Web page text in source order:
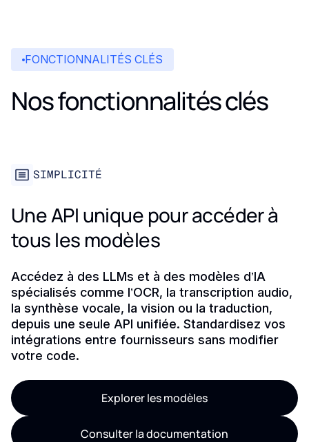
FONCTIONNALITÉS CLÉS
Nos fonctionnalités clés
SIMPLICITÉ
Une API unique pour accéder à
tous les modèles
Accédez à des LLMs et à des modèles d’IA
spécialisés comme l’OCR, la transcription audio,
la synthèse vocale, la vision ou la traduction,
depuis une seule API unifiée. Standardisez vos
intégrations entre fournisseurs sans modifier
votre code.
Explorer les modèles
Consulter la documentation